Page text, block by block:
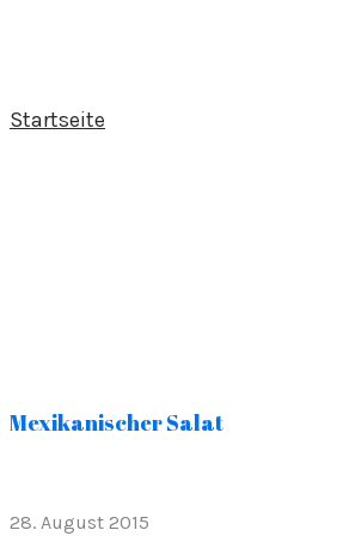
Startseite
Mexikanischer Salat
28. August 2015